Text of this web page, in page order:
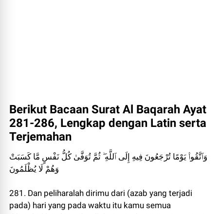
Berikut Bacaan Surat Al Baqarah Ayat
281-286, Lengkap dengan Latin serta
Terjemahan
وَٱتَّقُوا۟ يَوْمًا تُرْجَعُونَ فِيهِ إِلَى ٱللَّهِ ۖ ثُمَّ تُوَفَّىٰ كُلُّ نَفْسٍ مَّا كَسَبَتْ
وَهُمْ لَا يُظْلَمُونَ
281. Dan peliharalah dirimu dari (azab yang terjadi
pada) hari yang pada waktu itu kamu semua